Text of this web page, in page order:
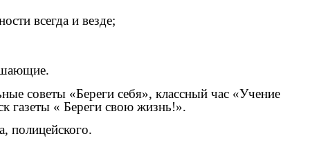
всегда и везде;
советы «Береги себя», классный час «Учение
газеты « Береги свою жизнь!».
полицейского.